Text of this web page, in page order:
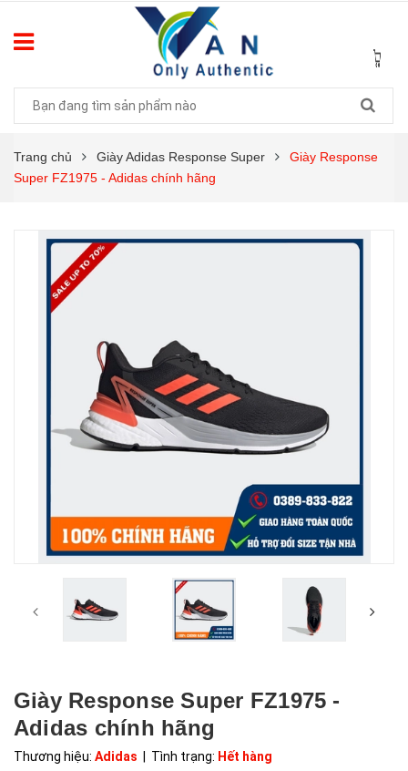
Trang chủ Giày Adidas Response Super
Giày Response
Super FZ1975 - Adidas chính hãng
Giày Response Super FZ1975 -
Adidas chính hãng
Thương hiệu: Adidas | Tình trạng: Hết hàng